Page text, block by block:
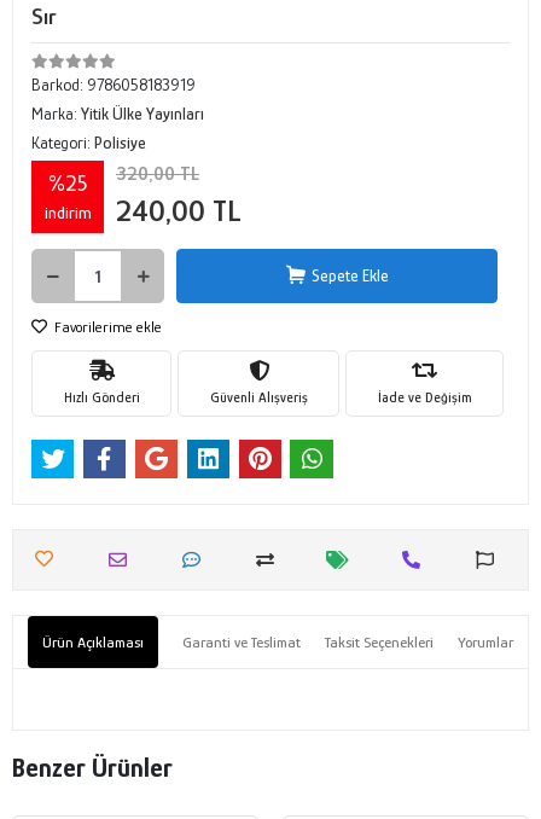
Sır
Barkod: 9786058183919
Marka: Yitik Ülke Yayınları
Kategori: Polisiye
%25
indirim
320,00 TL
240,00 TL
Sepete Ekle
Favorilerime ekle
Hızlı Gönderi Güvenli Alışveriş İade ve Değişim
Ürün Açıklaması Garanti ve Teslimat Taksit Seçenekleri Yorumlar
Benzer Ürünler